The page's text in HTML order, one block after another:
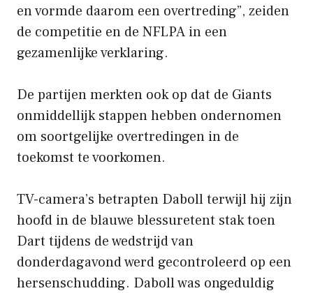
en vormde daarom een ​​overtreding”, zeiden
de competitie en de NFLPA in een
gezamenlijke verklaring.
De partijen merkten ook op dat de Giants
onmiddellijk stappen hebben ondernomen
om soortgelijke overtredingen in de
toekomst te voorkomen.
TV-camera’s betrapten Daboll terwijl hij zijn
hoofd in de blauwe blessuretent stak toen
Dart tijdens de wedstrijd van
donderdagavond werd gecontroleerd op een
hersenschudding. Daboll was ongeduldig